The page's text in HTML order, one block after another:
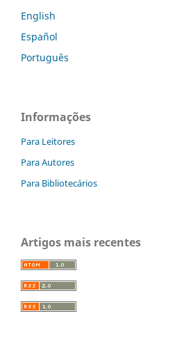
English
Español
Português
Informações
Para Leitores
Para Autores
Para Bibliotecários
Artigos mais recentes